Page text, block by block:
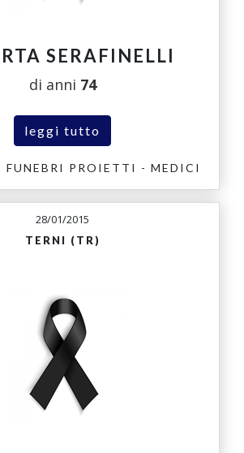
SERAFINELLI
di anni 74
leggi tutto
FUNEBRI PROIETTI - MEDICI
28/01/2015
TERNI (TR)